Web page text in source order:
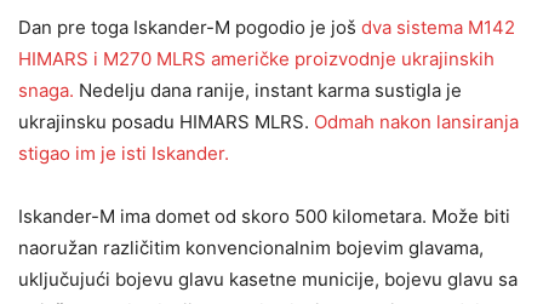
Dan pre toga Iskander-M pogodio je još dva sistema M142
HIMARS i M270 MLRS američke proizvodnje ukrajinskih
snaga. Nedelju dana ranije, instant karma sustigla je
ukrajinsku posadu HIMARS MLRS. Odmah nakon lansiranja
stigao im je isti Iskander.
Iskander-M ima domet od skoro 500 kilometara. Može biti
naoružan različitim konvencionalnim bojevim glavama,
uključujući bojevu glavu kasetne municije, bojevu glavu sa